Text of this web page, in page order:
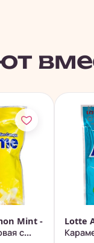
Mint -
с...
Lotte